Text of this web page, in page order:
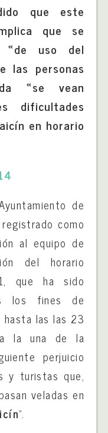
que este
que se
«de uso del
las personas
«se vean
dificultades
en horario
de
como
al equipo de
del horario
que ha sido
los fines de
hasta las las 23
la una de la
perjuicio
y turistas que,
veladas en
”.